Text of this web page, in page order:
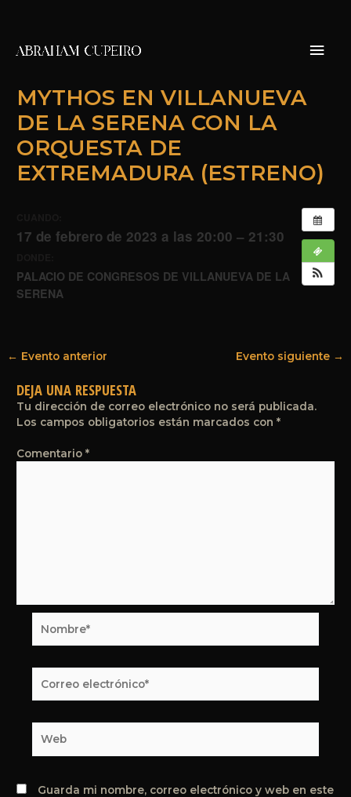
Menú
MYTHOS EN VILLANUEVA
DE LA SERENA CON LA
ORQUESTA DE
EXTREMADURA (ESTRENO)
17 de febrero de 2023 a las 20:00 – 21:30
PALACIO DE CONGRESOS DE VILLANUEVA DE LA
SERENA
← Evento anterior Evento siguiente →
DEJA UNA RESPUESTA
Tu dirección de correo electrónico no será publicada.
Los campos obligatorios están marcados con*
Comentario*
electrónico*
Guarda mi nombre, correo electrónico y web en este